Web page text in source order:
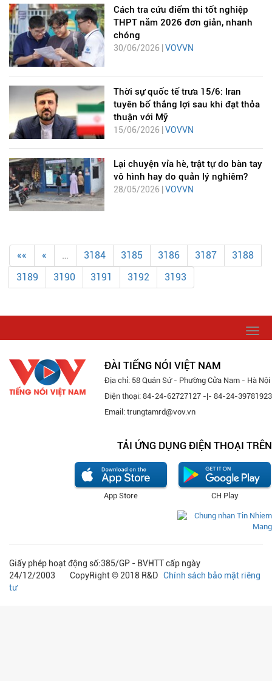
Cách tra cứu điểm thi tốt nghiệp
THPT năm 2026 đơn giản, nhanh
chóng
30/06/2026 | VOVVN
Thời sự quốc tế trưa 15/6: Iran
tuyên bố thắng lợi sau khi đạt thỏa
thuận với Mỹ
15/06/2026 | VOVVN
Lại chuyện vỉa hè, trật tự do bàn tay
vô hình hay do quản lý nghiêm?
28/05/2026 | VOVVN
«« « … 3184 3185 3186 3187
3188
3189
3190 3191 3192 3193
ĐÀI TIẾNG NÓI VIỆT NAM
Địa chỉ: 58 Quán Sứ - Phường Cửa Nam - Hà Nội
Điện thoại: 84-24-62727127 -|- 84-24-39781923
Email: trungtamrd@vov.vn
TẢI ỨNG DỤNG ĐIỆN THOẠI TRÊN
CH Play
App Store
Giấy phép hoạt động số:385/GP - BVHTT cấp ngày
24/12/2003 CopyRight © 2018 R&D Chính sách bảo mật riêng
tư